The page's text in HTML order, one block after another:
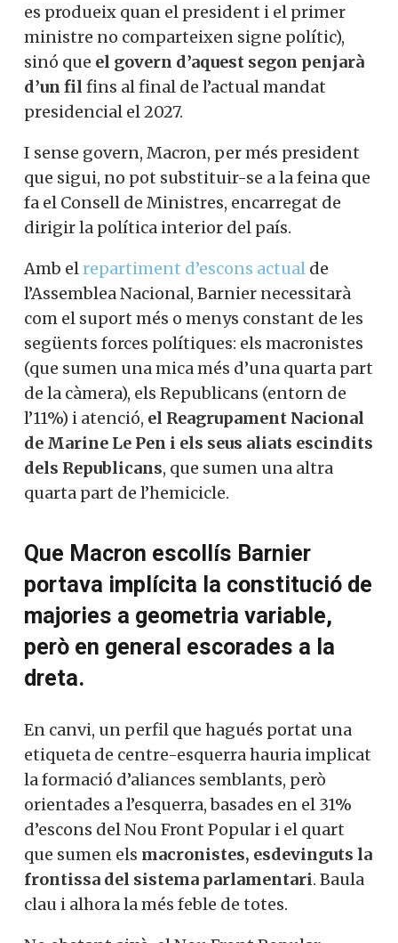
es produeix quan el president i el primer
ministre no comparteixen signe polític),
sinó que el govern d’aquest segon penjarà
d’un fil fins al final de l’actual mandat
presidencial el 2027.
I sense govern, Macron, per més president
que sigui, no pot substituir-se a la feina que
fa el Consell de Ministres, encarregat de
dirigir la política interior del país.
Amb elrepartiment d’escons actual de
l’Assemblea Nacional, Barnier necessitarà
com el suport més o menys constant de les
següents forces polítiques: els macronistes
(que sumen una mica més d’una quarta part
de la càmera), els Republicans (entorn de
l’11%) i atenció, el Reagrupament Nacional
de Marine Le Pen i els seus aliats escindits
dels Republicans, que sumen una altra
quarta part de l’hemicicle.
Que Macron escollís Barnier
portava implícita la constitució de
majories a geometria variable,
però en general escorades a la
dreta.
En canvi, un perfil que hagués portat una
etiqueta de centre-esquerra hauria implicat
la formació d’aliances semblants, però
orientades a l’esquerra, basades en el 31%
d’escons del Nou Front Popular i el quart
que sumen els macronistes, esdevinguts la
frontissa del sistema parlamentari. Baula
clau i alhora la més feble de totes.